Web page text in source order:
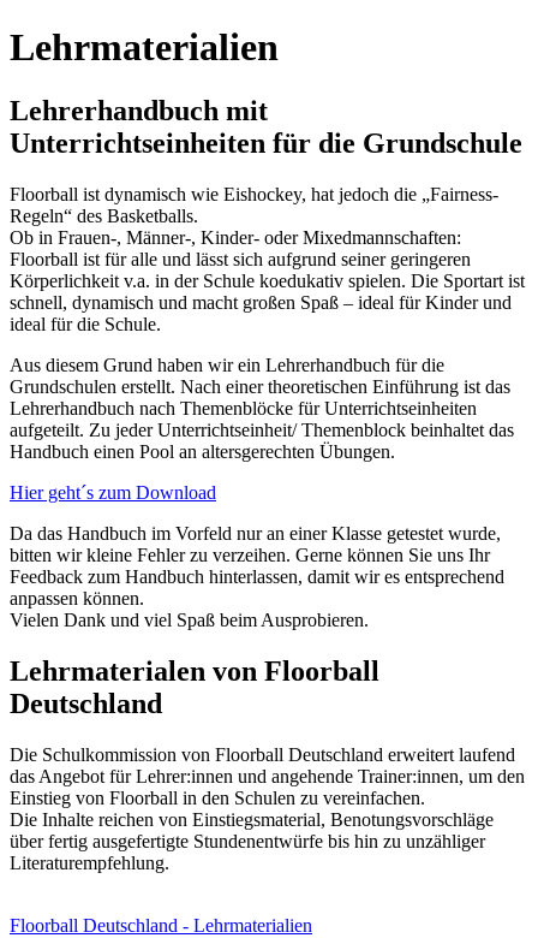
Lehrmaterialien
Lehrerhandbuch mit
Unterrichtseinheiten für die Grundschule
Floorball ist dynamisch wie Eishockey, hat jedoch die „Fairness-
Regeln“ des Basketballs.
Ob in Frauen-, Männer-, Kinder- oder Mixedmannschaften:
Floorball ist für alle und lässt sich aufgrund seiner geringeren
Körperlichkeit v.a. in der Schule koedukativ spielen. Die Sportart ist
schnell, dynamisch und macht großen Spaß – ideal für Kinder und
ideal für die Schule.
Aus diesem Grund haben wir ein Lehrerhandbuch für die
Grundschulen erstellt. Nach einer theoretischen Einführung ist das
Lehrerhandbuch nach Themenblöcke für Unterrichtseinheiten
aufgeteilt. Zu jeder Unterrichtseinheit/ Themenblock beinhaltet das
Handbuch einen Pool an altersgerechten Übungen.
Hier geht´s zum Download
Da das Handbuch im Vorfeld nur an einer Klasse getestet wurde,
bitten wir kleine Fehler zu verzeihen. Gerne können Sie uns Ihr
Feedback zum Handbuch hinterlassen, damit wir es entsprechend
anpassen können.
Vielen Dank und viel Spaß beim Ausprobieren.
Lehrmaterialen von Floorball
Deutschland
Die Schulkommission von Floorball Deutschland erweitert laufend
das Angebot für Lehrer:innen und angehende Trainer:innen, um den
Einstieg von Floorball in den Schulen zu vereinfachen.
Die Inhalte reichen von Einstiegsmaterial, Benotungsvorschläge
über fertig ausgefertigte Stundenentwürfe bis hin zu unzähliger
Literaturempfehlung.
Floorball Deutschland - Lehrmaterialien